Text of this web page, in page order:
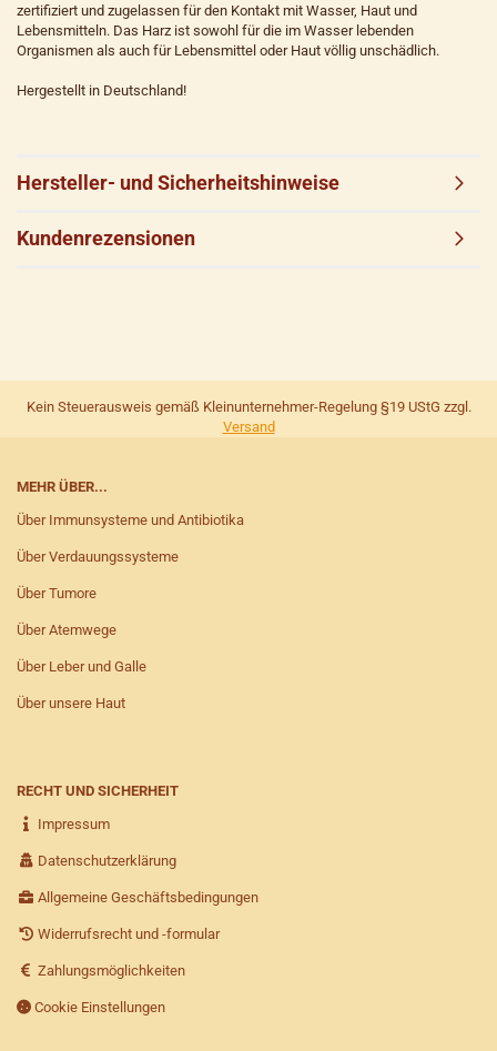
zertifiziert und zugelassen für den Kontakt mit Wasser, Haut und
Lebensmitteln. Das Harz ist sowohl für die im Wasser lebenden
Organismen als auch für Lebensmittel oder Haut völlig unschädlich.
Hergestellt in Deutschland!
Hersteller- und Sicherheitshinweise
Kundenrezensionen
Kein Steuerausweis gemäß Kleinunternehmer-Regelung §19 UStG zzgl.
Versand
MEHR ÜBER...
Über Immunsysteme und Antibiotika
Über Verdauungssysteme
Über Tumore
Über Atemwege
Über Leber und Galle
Über unsere Haut
RECHT UND SICHERHEIT
Impressum
Datenschutzerklärung
Allgemeine Geschäftsbedingungen
Widerrufsrecht und -formular
Zahlungsmöglichkeiten
Cookie Einstellungen